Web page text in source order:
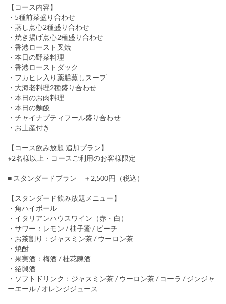
【コース内容】
・5種前菜盛り合わせ
・蒸し点心2種盛り合わせ
・焼き揚げ点心2種盛り合わせ
・香港ロースト叉焼
・本日の野菜料理
・香港ローストダック
・フカヒレ入り薬膳蒸しスープ
・大海老料理2種盛り合わせ
・本日のお肉料理
・本日の麵飯
・チャイナプティフール盛り合わせ
・お土産付き
【コース飲み放題 追加プラン】
※2名様以上・コースご利用のお客様限定
■ スタンダードプラン ＋2,500円（税込）
【スタンダード飲み放題メニュー】
・角ハイボール
・イタリアンハウスワイン（赤・白）
・サワー：レモン / 柚子蜜 / ピーチ
・お茶割り：ジャスミン茶 / ウーロン茶
・焼酎
・果実酒：梅酒 / 桂花陳酒
・紹興酒
・ソフトドリンク：ジャスミン茶 / ウーロン茶 / コーラ / ジンジャ
ーエール / オレンジジュース